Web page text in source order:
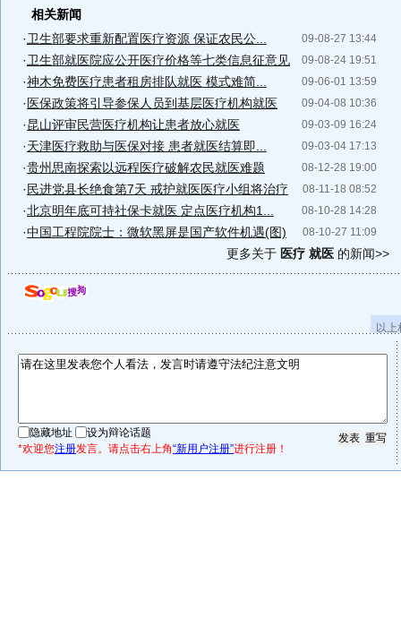
相关新闻
09-08-27 13:44
·卫生部要求重新配置医疗资源 保证农民公...
09-08-24 19:51
·卫生部就医院应公开医疗价格等七类信息征意见
09-06-01 13:59
·神木免费医疗患者租房排队就医 模式难简...
09-04-08 10:36
· 医保政策将引导参保人员到基层医疗机构就医
09-03-09 16:24
·昆山评审民营医疗机构让患者放心就医
09-03-04 17:13
·天津医疗救助与医保对接 患者就医结算即...
08-12-28 19:00
·贵州思南探索以远程医疗破解农民就医难题
08-11-18 08:52
· 民进党县长绝食第7天 戒护就医医疗小组将治疗
08-10-28 14:28
·北京明年底可持社保卡就医 定点医疗机构1...
08-10-27 11:09
·中国工程院院士：微软黑屏是国产软件机遇(图)
更多关于 医疗 就医 的新闻>>
以
隐藏地址
设为辩论话题
*欢迎您注册发言。请点击右上角“新用户注册”进行注册！